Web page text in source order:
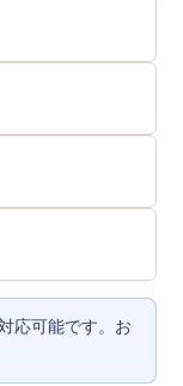
応可能です。お